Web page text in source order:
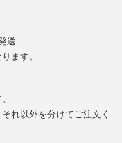
送
ます。
れ以外を分けてご注文く